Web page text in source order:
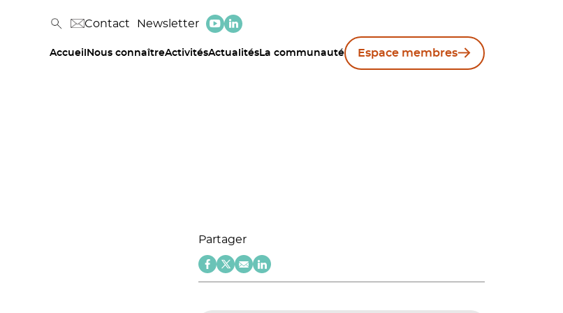
Contact Newsletter
Accueil Nous connaîtreActivitésActualités La communauté Espace membres
Partager